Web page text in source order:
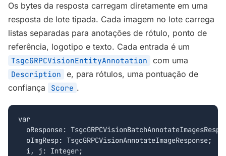
Os bytes da resposta carregam diretamente em uma
resposta de lote tipada. Cada imagem no lote carrega
listas separadas para anotações de rótulo, ponto de
referência, logotipo e texto. Cada entrada é um
TsgcGRPCVisionEntityAnnotation com uma
Description
e, para rótulos, uma pontuação de
confiança
Score .
var
oResponse:
  oImgResp: TsgcGRPCVisionAnnotateImageResponse;
  i, j: Integer;